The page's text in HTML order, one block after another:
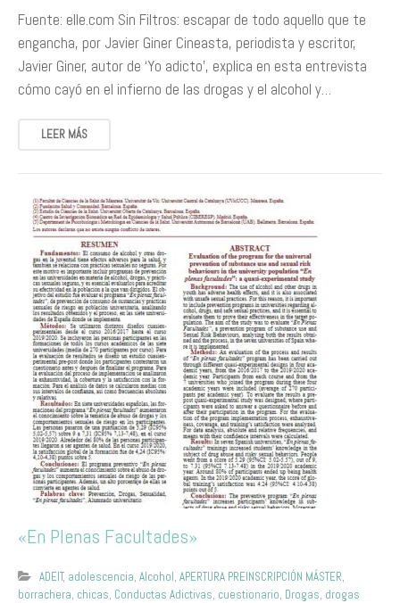
Fuente: elle.com Sin Filtros: escapar de todo aquello que te
engancha, por Javier Giner Cineasta, periodista y escritor,
Javier Giner, autor de ‘Yo adicto’, explica en esta entrevista
cómo cayó en el infierno de las drogas y el alcohol y…
LEER MÁS
«En Plenas Facultades»
ADEIT, adolescencia, Alcohol, APERTURA PREINSCRIPCIÓN MÁSTER,
borrachera, chicas, Conductas Adictivas, cuestionario, Drogas, drogas